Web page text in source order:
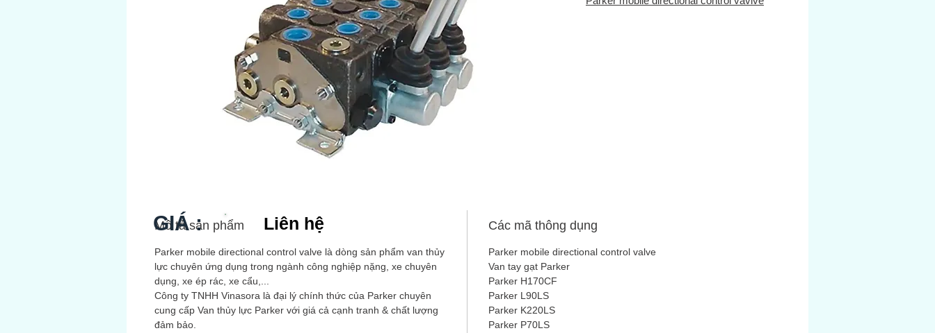
Mô tả sản phẩm
Parker mobile directional control valve là dòng sản phẩm van thủy
lực chuyên ứng dụng trong ngành công nghiệp nặng, xe chuyên
dụng, xe ép rác, xe cẩu,...
Công ty TNHH Vinasora là đại lý chính thức của Parker chuyên
cung cấp Van thủy lực Parker với giá cả cạnh tranh & chất lượng
đảm bảo.
Các mã thông dụng
Parker mobile directional control valve
Van tay gạt Parker
Parker H170CF
Parker L90LS
Parker K220LS
Parker P70LS
Liên hệ
GIÁ :